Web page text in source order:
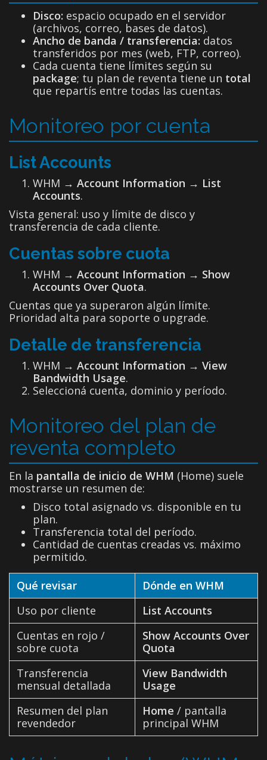
Disco: espacio ocupado en el servidor
(archivos, correo, bases de datos).
Ancho de banda / transferencia: datos
transferidos por mes (web, FTP, correo).
Cada cuenta tiene límites según su
package; tu plan de reventa tiene un total
que repartís entre todas las cuentas.
Monitoreo por cuenta
List Accounts
WHM → Account Information → List
Accounts.
Vista general: uso y límite de disco y
transferencia de cada cliente.
Cuentas sobre cuota
WHM → Account Information → Show
Accounts Over Quota.
Cuentas que ya superaron algún límite.
Prioridad alta para soporte o upgrade.
Detalle de transferencia
WHM → Account Information → View
Bandwidth Usage.
Seleccioná cuenta, dominio y período.
Monitoreo del plan de
reventa completo
En la pantalla de inicio de WHM (Home) suele
mostrarse un resumen de:
Disco total asignado vs. disponible en tu
plan.
Transferencia total del período.
Cantidad de cuentas creadas vs. máximo
permitido.
Qué revisar
Dónde en WHM
Uso por cliente
List Accounts
Cuentas en rojo /
sobre cuota
Show Accounts Over
Quota
Transferencia
mensual detallada
View Bandwidth
Usage
Resumen del plan
revendedor
Home / pantalla
principal WHM